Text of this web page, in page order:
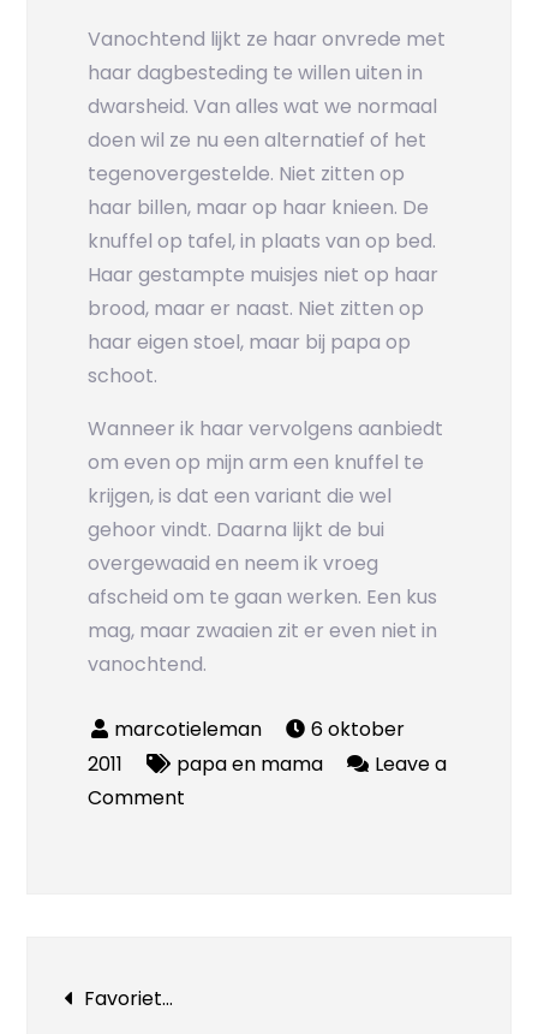
Vanochtend lijkt ze haar onvrede met
haar dagbesteding te willen uiten in
dwarsheid. Van alles wat we normaal
doen wil ze nu een alternatief of het
tegenovergestelde. Niet zitten op
haar billen, maar op haar knieen. De
knuffel op tafel, in plaats van op bed.
Haar gestampte muisjes niet op haar
brood, maar er naast. Niet zitten op
haar eigen stoel, maar bij papa op
schoot.
Wanneer ik haar vervolgens aanbiedt
om even op mijn arm een knuffel te
krijgen, is dat een variant die wel
gehoor vindt. Daarna lijkt de bui
overgewaaid en neem ik vroeg
afscheid om te gaan werken. Een kus
mag, maar zwaaien zit er even niet in
vanochtend.
6 oktober
2011
papa en mama
Leave a
Comment
Bericht
Favoriet…